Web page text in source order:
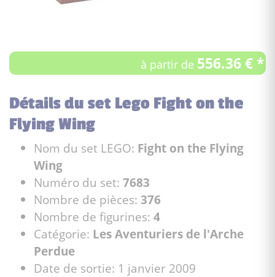
à partir de 556.36 € *
Détails du set Lego Fight on the
Flying Wing
Nom du set LEGO: Fight on the Flying
Wing
Numéro du set: 7683
Nombre de pièces: 376
Nombre de figurines: 4
Catégorie: Les Aventuriers de l'Arche
Perdue
Date de sortie: 1 janvier 2009